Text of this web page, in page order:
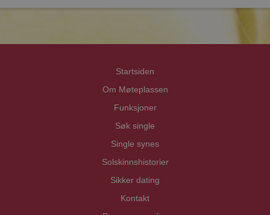
Startsiden
Om Møteplassen
Funksjoner
Søk single
Single synes
Solskinnshistorier
Sikker dating
Kontakt